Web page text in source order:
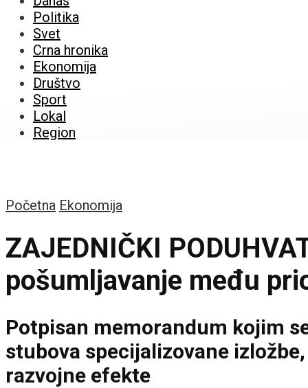
Politika
Svet
Crna hronika
Ekonomija
Društvo
Sport
Lokal
Region
Početna Ekonomija
ZAJEDNIČKI
pošumljavanje među
Potpisan memorandum kojim
stubova specijalizovane
razvojne efekte